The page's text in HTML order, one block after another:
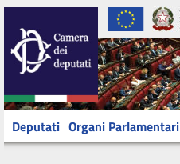
Deputati Organi Parlamentari